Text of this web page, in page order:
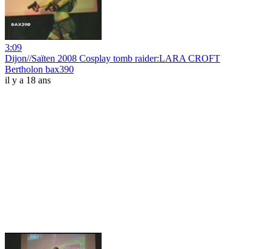
3:09
Dijon//Saïten 2008 Cosplay tomb raider:LARA CROFT
Bertholon bax390
il y a 18 ans